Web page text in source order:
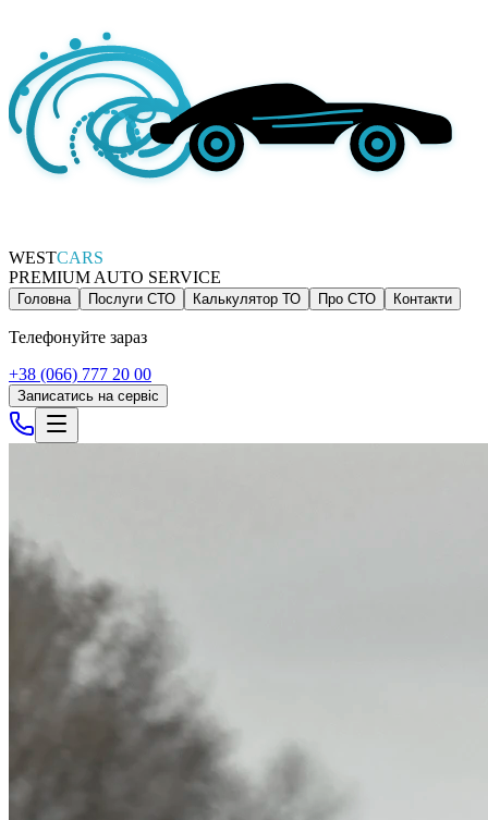
WESTCARS
PREMIUM AUTO SERVICE
Головна Послуги СТО Калькулятор ТО Про СТО Контакти
Телефонуйте зараз
+38 (066) 777 20 00
Записатись на сервіс